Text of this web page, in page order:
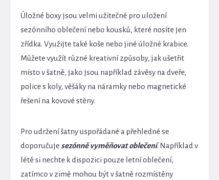
Úložné boxy jsou velmi užitečné pro uložení
sezónního oblečení nebo kousků, které nosíte jen
zřídka. Využijte také koše nebo jiné úložné krabice.
Můžete využít různé kreativní způsoby, jak ušetřit
místo v šatně, jako jsou například závěsy na dveře,
police s koly, věšáky na náramky nebo magnetické
řešení na kovové stěny.
Pro udržení šatny uspořádané a přehledné se
doporučujesezónně vyměňovat oblečení. Například v
létě si nechte k dispozici pouze letní oblečení,
zatímco v zimě mohou být v šatně rozmístěny